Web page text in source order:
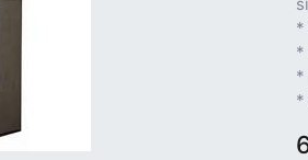
*
*
*
*